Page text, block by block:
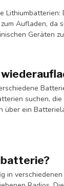
Aufladen, da
Geräten
suchen,
über ein
in